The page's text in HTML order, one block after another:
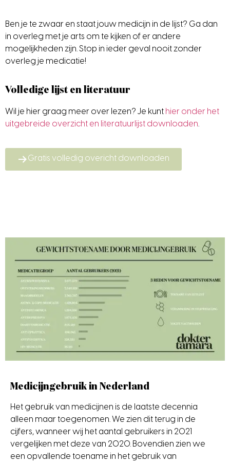
Ben je te zwaar en staat jouw medicijn in de lijst? Ga dan
in overleg met je arts om te kijken of er andere
mogelijkheden zijn. Stop in ieder geval nooit zonder
overleg je medicatie!
Volledige lijst en literatuur
Wil je hier graag meer over lezen? Je kunt hier onder het
uitgebreide overzicht en literatuurlijst downloaden.
Gratis volledig overicht downloaden
Medicijngebruik in Nederland
Het gebruik van medicijnen is de laatste decennia
alleen maar toegenomen. We zien dit terug in de
cijfers, wanneer wij het aantal gebruikers in 2021
vergelijken met deze van 2020. Bovendien zien we
een opvallende toename in het gebruik van